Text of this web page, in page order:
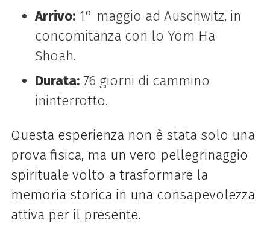
Arrivo:1° maggio ad Auschwitz, in
concomitanza con lo Yom Ha
Shoah.
Durata:76 giorni di cammino
ininterrotto.
Questa esperienza non è stata solo una
prova fisica, ma un vero pellegrinaggio
spirituale volto a trasformare la
memoria storica in una consapevolezza
attiva per il presente.